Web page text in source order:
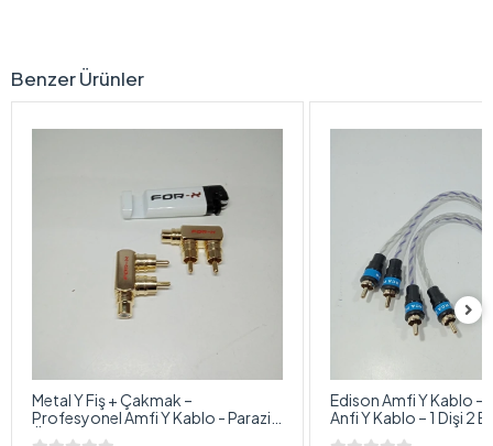
Benzer Ürünler
Metal Y Fiş + Çakmak –
Profesyonel Amfi Y Kablo - Parazit
Önler - 2 Adet
Edison Amfi Y Kablo –
Anfi Y Kablo – 1 Dişi 2
– 2 Adet